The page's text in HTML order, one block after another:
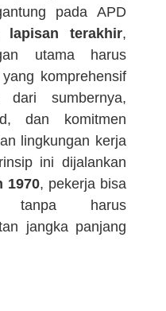
pada APD
lapisan terakhir,
utama harus
komprehensif
dari sumbernya,
dan komitmen
lingkungan kerja
ini dijalankan
1970, pekerja bisa
tanpa harus
jangka panjang